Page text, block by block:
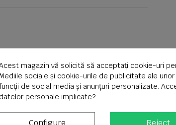
magazin vă solicită să acceptați cookie-uri
Mediile sociale și cookie-urile de publicitate ale
de social media și anunțuri personalizate.
datelor personale implicate?
Configure Reject